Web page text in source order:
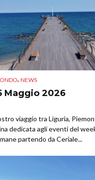
, NEWS
Maggio 2026
viaggio tra Liguria,
dedicata agli eventi del
partendo da Ceriale...